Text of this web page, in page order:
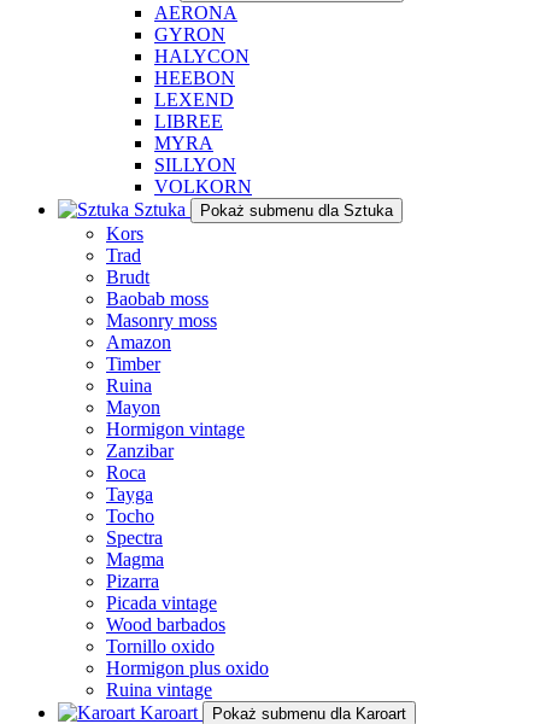
AERONA
GYRON
HALYCON
HEEBON
LEXEND
LIBREE
MYRA
SILLYON
VOLKORN
Sztuka
Pokaż submenu dla Sztuka
Kors
Trad
Brudt
Baobab moss
Masonry moss
Amazon
Timber
Ruina
Mayon
Hormigon vintage
Zanzibar
Roca
Tayga
Tocho
Spectra
Magma
Pizarra
Picada vintage
Wood barbados
Tornillo oxido
Hormigon plus oxido
Ruina vintage
Karoart
Pokaż submenu dla Karoart